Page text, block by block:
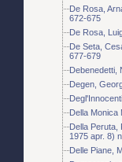
De Rosa,
672-675
De Rosa,
De Seta,
677-679
Debenedetti,
Degen,
Della Monica
Della Peruta,
1975 apr. 8)
Delle Piane,